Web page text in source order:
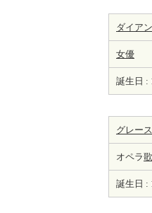
ダイア
女優
誕生日 :
グレー
オペラ
誕生日 :